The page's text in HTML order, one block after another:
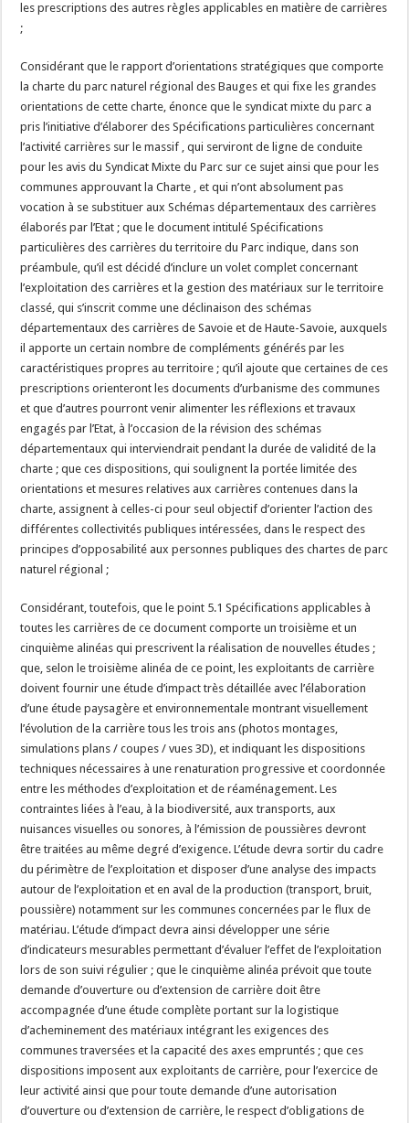
les prescriptions des autres règles applicables en matière de carrières
;
Considérant que le rapport d’orientations stratégiques que comporte
la charte du parc naturel régional des Bauges et qui fixe les grandes
orientations de cette charte, énonce que le syndicat mixte du parc a
pris l’initiative d’élaborer des Spécifications particulières concernant
l’activité carrières sur le massif , qui serviront de ligne de conduite
pour les avis du Syndicat Mixte du Parc sur ce sujet ainsi que pour les
communes approuvant la Charte , et qui n’ont absolument pas
vocation à se substituer aux Schémas départementaux des carrières
élaborés par l’Etat ; que le document intitulé Spécifications
particulières des carrières du territoire du Parc indique, dans son
préambule, qu’il est décidé d’inclure un volet complet concernant
l’exploitation des carrières et la gestion des matériaux sur le territoire
classé, qui s’inscrit comme une déclinaison des schémas
départementaux des carrières de Savoie et de Haute-Savoie, auxquels
il apporte un certain nombre de compléments générés par les
caractéristiques propres au territoire ; qu’il ajoute que certaines de ces
prescriptions orienteront les documents d’urbanisme des communes
et que d’autres pourront venir alimenter les réflexions et travaux
engagés par l’Etat, à l’occasion de la révision des schémas
départementaux qui interviendrait pendant la durée de validité de la
charte ; que ces dispositions, qui soulignent la portée limitée des
orientations et mesures relatives aux carrières contenues dans la
charte, assignent à celles-ci pour seul objectif d’orienter l’action des
différentes collectivités publiques intéressées, dans le respect des
principes d’opposabilité aux personnes publiques des chartes de parc
naturel régional ;
Considérant, toutefois, que le point 5.1 Spécifications applicables à
toutes les carrières de ce document comporte un troisième et un
cinquième alinéas qui prescrivent la réalisation de nouvelles études ;
que, selon le troisième alinéa de ce point, les exploitants de carrière
doivent fournir une étude d’impact très détaillée avec l’élaboration
d’une étude paysagère et environnementale montrant visuellement
l’évolution de la carrière tous les trois ans (photos montages,
simulations plans / coupes / vues 3D), et indiquant les dispositions
techniques nécessaires à une renaturation progressive et coordonnée
entre les méthodes d’exploitation et de réaménagement. Les
contraintes liées à l’eau, à la biodiversité, aux transports, aux
nuisances visuelles ou sonores, à l’émission de poussières devront
être traitées au même degré d’exigence. L’étude devra sortir du cadre
du périmètre de l’exploitation et disposer d’une analyse des impacts
autour de l’exploitation et en aval de la production (transport, bruit,
poussière) notamment sur les communes concernées par le flux de
matériau. L’étude d’impact devra ainsi développer une série
d’indicateurs mesurables permettant d’évaluer l’effet de l’exploitation
lors de son suivi régulier ; que le cinquième alinéa prévoit que toute
demande d’ouverture ou d’extension de carrière doit être
accompagnée d’une étude complète portant sur la logistique
d’acheminement des matériaux intégrant les exigences des
communes traversées et la capacité des axes empruntés ; que ces
dispositions imposent aux exploitants de carrière, pour l’exercice de
leur activité ainsi que pour toute demande d’une autorisation
d’ouverture ou d’extension de carrière, le respect d’obligations de